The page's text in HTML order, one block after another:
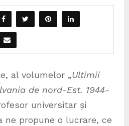
al volumelor „Ultimii
de nord-Est. 1944-
universitar și
ne propune o lucrare, ce